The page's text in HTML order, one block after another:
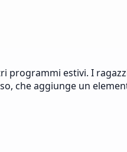
estivi. I
che aggiunge un